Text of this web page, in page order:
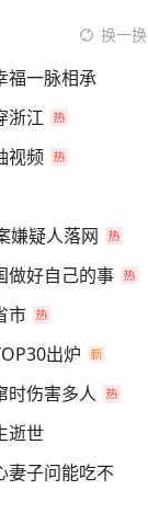
换一换
福一脉相承
浙江
视频
嫌疑人落网
做好自己的事
市
出炉
时伤害多人
逝世
妻子问能吃不